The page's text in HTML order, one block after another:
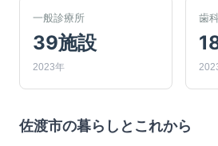
一般診療所
39施設
2023年
歯
佐渡市の暮らしとこれから